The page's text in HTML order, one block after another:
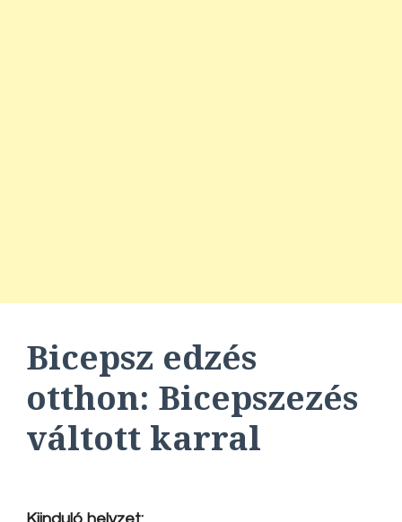
Bicepsz edzés
otthon: Bicepszezés
váltott karral